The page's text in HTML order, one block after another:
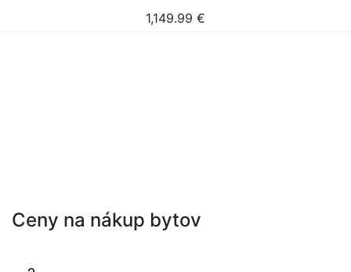
1,149.99 €
Ceny na nákup bytov